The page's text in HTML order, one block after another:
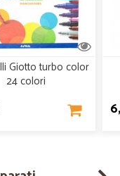
Giotto turbo color
24 colori